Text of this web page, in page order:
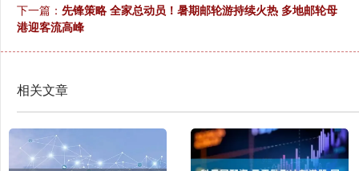
下一篇： 先锋策略 全家总动员！暑期邮轮游持续火热 多地邮轮母
港迎客流高峰
相关文章